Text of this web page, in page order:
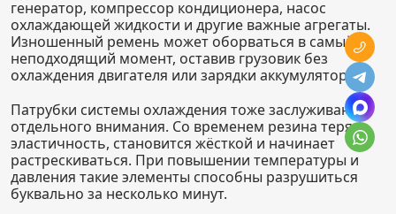
генератор, компрессор кондиционера, насос
охлаждающей жидкости и другие важные агрегаты.
Изношенный ремень может оборваться в самый
неподходящий момент, оставив грузовик без
охлаждения двигателя или зарядки аккумулятора.
Патрубки системы охлаждения тоже заслуживают
отдельного внимания. Со временем резина теряет
эластичность, становится жёсткой и начинает
растрескиваться. При повышении температуры и
давления такие элементы способны разрушиться
буквально за несколько минут.